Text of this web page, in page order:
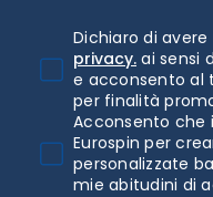
Dichiaro di avere
privacy. ai sensi
e acconsento al
per finalità
Acconsento che
Eurospin per
personalizzate
mie abitudini di